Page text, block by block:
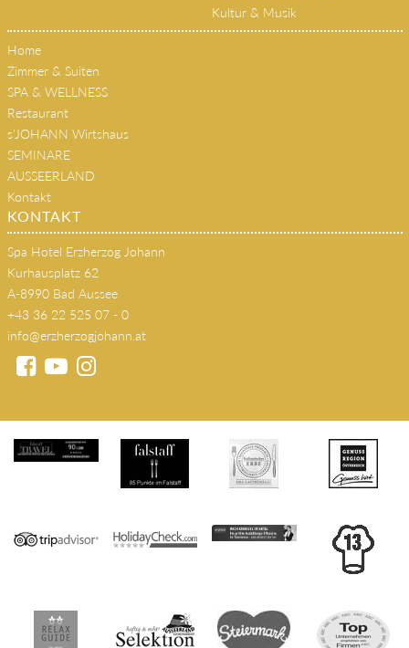
Kultur & Musik
Home
Zimmer & Suiten
SPA & WELLNESS
Restaurant
s'JOHANN Wirtshaus
SEMINARE
AUSSEERLAND
Kontakt
KONTAKT
Spa Hotel Erzherzog Johann
Kurhausplatz 62
A-8990 Bad Aussee
+43 36 22 525 07 - 0
info@erzherzogjohann.at